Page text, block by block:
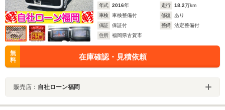
年式 2016年 走行 18.2万km
車検
車検整備付 修復
あり
保証
保証付 整備
法定整備付
住所
福岡県古賀市
無
料
在庫確認・見積依頼
販売店： 自社ローン福岡